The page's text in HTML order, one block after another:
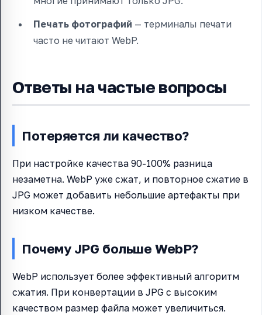
Печать фотографий — терминалы печати
часто не читают WebP.
Ответы на частые вопросы
Потеряется ли качество?
При настройке качества 90-100% разница
незаметна. WebP уже сжат, и повторное сжатие в
JPG может добавить небольшие артефакты при
низком качестве.
Почему JPG больше WebP?
WebP использует более эффективный алгоритм
сжатия. При конвертации в JPG с высоким
качеством размер файла может увеличиться.